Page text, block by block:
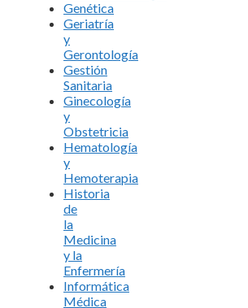
Genética
Geriatría
y
Gerontología
Gestión
Sanitaria
Ginecología
y
Obstetricia
Hematología
y
Hemoterapia
Historia
de
la
Medicina
y la
Enfermería
Informática
Médica